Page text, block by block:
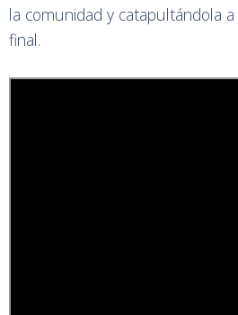
la comunidad y catapultándola
final.